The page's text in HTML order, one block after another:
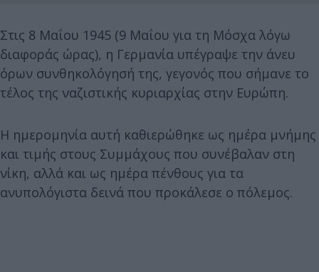
Στις 8 Μαΐου 1945 (9 Μαΐου για τη Μόσχα λόγω
διαφοράς ώρας), η Γερμανία υπέγραψε την άνευ
όρων συνθηκολόγησή της, γεγονός που σήμανε το
τέλος της ναζιστικής κυριαρχίας στην Ευρώπη.
Η ημερομηνία αυτή καθιερώθηκε ως ημέρα μνήμης
και τιμής στους Συμμάχους που συνέβαλαν στη
νίκη, αλλά και ως ημέρα πένθους για τα
ανυπολόγιστα δεινά που προκάλεσε ο πόλεμος.